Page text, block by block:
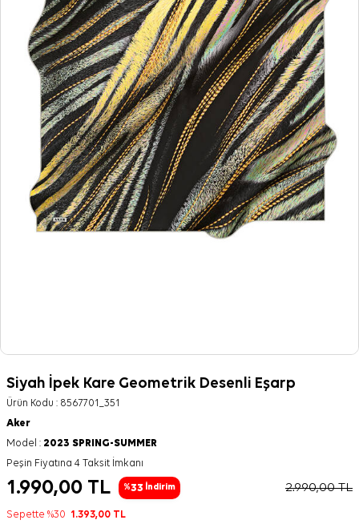
Siyah İpek Kare Geometrik Desenli Eşarp
Ürün Kodu : 8567701_351
Aker
Model : 2023 SPRING-SUMMER
Peşin Fiyatına 4 Taksit İmkanı
1.990,00 TL %33 İndirim 2.990,00TL
Sepette %30 1.393,00 TL